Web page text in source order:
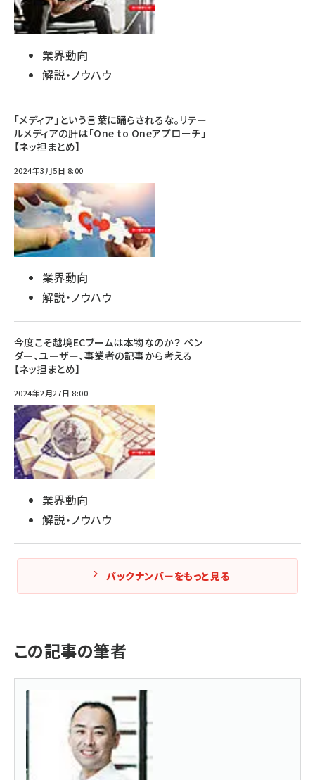
業界動向
解説・ノウハウ
「メディア」という言葉に踊らされるな。リテー
ルメディアの肝は「One to Oneアプローチ」
【ネッ担まとめ】
2024年3月5日 8:00
業界動向
解説・ノウハウ
今度こそ越境ECブームは本物なのか？ ベン
ダー、ユーザー、事業者の記事から考える
【ネッ担まとめ】
2024年2月27日 8:00
業界動向
解説・ノウハウ
バックナンバーをもっと見る
この記事の筆者